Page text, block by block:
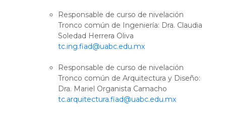
Responsable de curso de nivelación
Tronco común de Ingeniería: Dra. Claudia
Soledad Herrera Oliva
tc.ing.fiad@uabc.edu.mx
Responsable de curso de nivelación
Tronco común de Arquitectura y Diseño:
Dra. Mariel Organista Camacho
tc.arquitectura.fiad@uabc.edu.mx